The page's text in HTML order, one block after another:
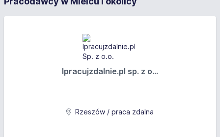
Ipracujzdalnie.pl sp. z o...
Rzeszów / praca zdalna